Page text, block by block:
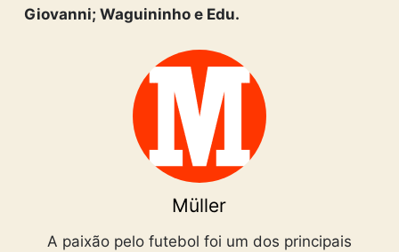
Giovanni; Waguininho e Edu.
Müller
A paixão pelo futebol foi um dos principais